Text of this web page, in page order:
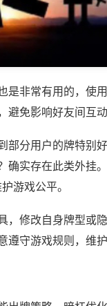
是非常有用的，使
免影响好友间互动
部分用户的牌特别
确实存在此类外挂
游戏公平。
修改自身牌型或
守游戏规则，维护